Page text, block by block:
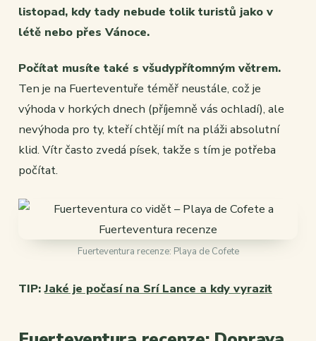
listopad, kdy tady nebude tolik turistů jako v
létě nebo přes Vánoce.
Počítat musíte také s všudypřítomným větrem.
Ten je na Fuerteventuře téměř neustále, což je
výhoda v horkých dnech (příjemně vás ochladí), ale
nevýhoda pro ty, kteří chtějí mít na pláži absolutní
klid. Vítr často zvedá písek, takže s tím je potřeba
počítat.
Fuerteventura recenze: Playa de Cofete
TIP:Jaké je počasí na Srí Lance a kdy vyrazit